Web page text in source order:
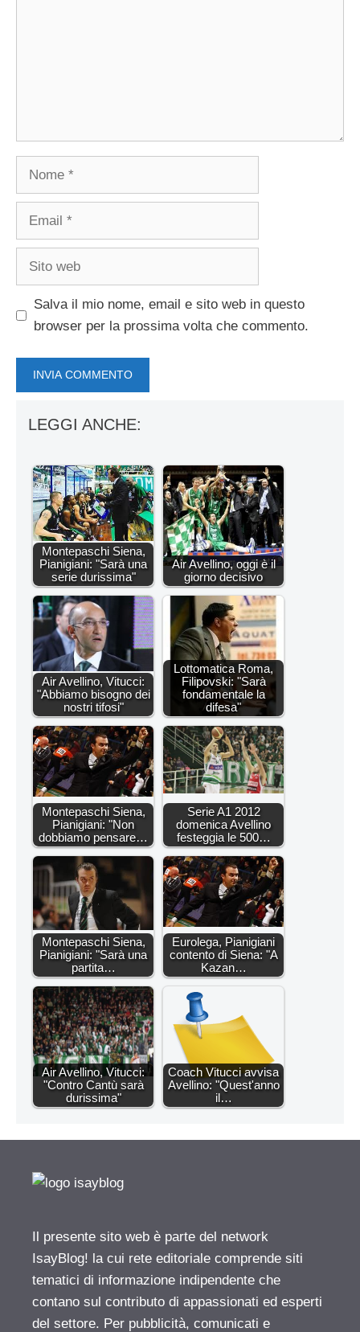
Nome
Email
Sito
Salva il mio nome, email e sito web in questo
browser per la prossima volta che commento.
LEGGI ANCHE:
Montepaschi Siena,
Pianigiani: "Sarà una
serie durissima"
Air Avellino, oggi è il
giorno decisivo
Air Avellino, Vitucci:
"Abbiamo bisogno dei
nostri tifosi"
Lottomatica Roma,
Filipovski: "Sarà
fondamentale la
difesa"
Montepaschi Siena,
Pianigiani: "Non
dobbiamo pensare…
Serie A1 2012
domenica Avellino
festeggia le 500…
Montepaschi Siena,
Pianigiani: "Sarà una
partita…
Eurolega, Pianigiani
contento di Siena: "A
Kazan…
Air Avellino, Vitucci:
"Contro Cantù sarà
durissima"
Coach Vitucci avvisa
Avellino: "Quest'anno
il…
Il presente sito web è parte del network
IsayBlog! la cui rete editoriale comprende siti
tematici di informazione indipendente che
contano sul contributo di appassionati ed esperti
del settore. Per pubblicità, comunicati e